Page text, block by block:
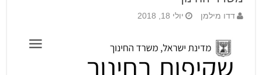
דדו מילמן יולי 18, 2018